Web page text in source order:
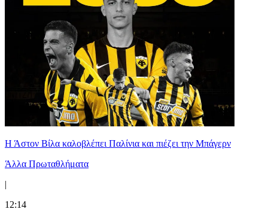
Η Άστον Βίλα καλοβλέπει Παλίνια και πιέζει την Μπάγερν
Άλλα Πρωταθλήματα
|
12:14